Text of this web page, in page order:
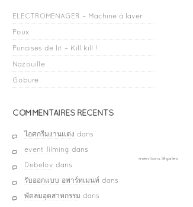
ELECTROMENAGER – Machine à laver
Poux
Punaises de lit – Kill kill !
Nazouille
Gobure
COMMENTAIRES RÉCENTS
ไอศกรีมงานแต่ง dans
event filming dans
Debelov dans
รับออกแบบ อพาร์ทเมนท์ dans
พัดลมอุตสาหกรรม dans
mentions légales